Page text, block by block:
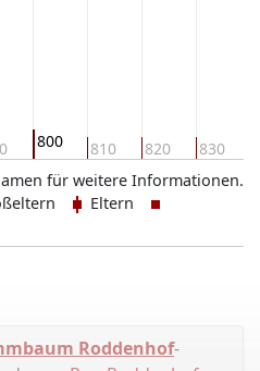
800 810 820 830
für weitere Informationen.
Eltern
Roddenhof-